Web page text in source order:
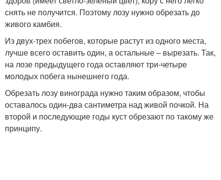
снять не получится. Поэтому лозу нужно обрезать до
живого камбия.
Из двух-трех побегов, которые растут из одного места,
лучше всего оставить один, а остальные – вырезать. Так,
на лозе предыдущего года оставляют три-четыре
молодых побега нынешнего года.
Обрезать лозу винограда нужно таким образом, чтобы
оставалось один-два сантиметра над живой почкой. На
второй и последующие годы куст обрезают по такому же
принципу.